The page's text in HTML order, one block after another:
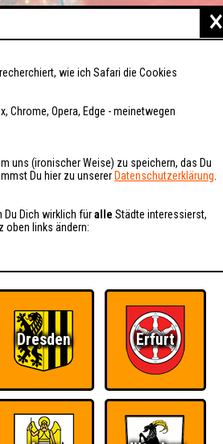
×
wie ich Safari die Cookies
Chrome, Opera, Edge - meinetwegen
uns (ironischer Weise) zu speichern, das Du
Du hier zu unserer Datenschutzerklärung
Du Dich wirklich füralle Städte interessierst,
oben links ändern:
Dresden Erfurt